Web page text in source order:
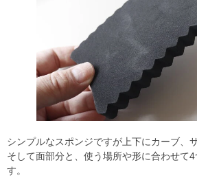
シンプルなスポンジですが上下にカーブ、
そして面部分と、使う場所や形に合わせて
す。